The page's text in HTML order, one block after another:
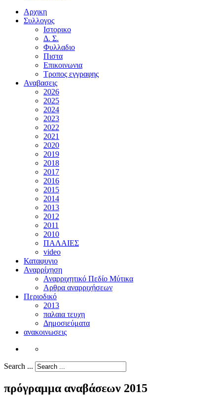
Αρχικη
Συλλογος
Ιστορικο
Δ. Σ.
Φυλλαδιο
Πιστα
Επικοινωνια
Τροπος εγγραφης
Αναβασεις
2026
2025
2024
2023
2022
2021
2020
2019
2018
2017
2016
2015
2014
2013
2012
2011
2010
ΠΑΛΑΙΕΣ
video
Καταφυγιο
Αναρρίχηση
Αναρριχητικό Πεδίο Μύτικα
Αρθρα αναρριχήσεων
Περιοδικό
2013
παλαια τευχη
Δημοσιεύματα
ανακοινωσεις
Search ...
πρόγραμμα αναβάσεων 2015